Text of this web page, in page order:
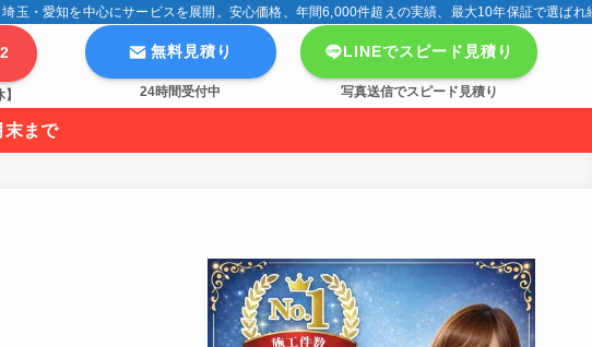
・愛知を中心にサービスを展開。安心価格、年間6,000件超えの実績、最大10年保証で選ばれ
無料見積り
24時間受付中
LINEでスピード見積り
写真送信でスピード見積り
末まで